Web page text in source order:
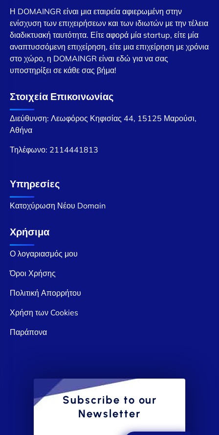
Η DOMAINGR είναι μια εταιρεία αφιερωμένη στην
ενίσχυση των επιχειρήσεων και των ιδιωτών με την τέλεια
διαδικτυακή ταυτότητα. Είτε αφορά μία startup, είτε μία
αναπτυσσόμενη επιχείρηση, είτε μια επιχείρηση με χρόνια
στο χώρο, η DOMAINGR είναι εδώ για να σας
υποστηρίξει σε κάθε σας βήμα!
Στοιχεία Επικοινωνίας
Διεύθυνση: Λεωφόρος Κηφισίας 44, 15125 Μαρούσι,
Αθήνα
Τηλέφωνο: 2114441813
Υπηρεσίες
Κατοχύρωση Νέου Domain
Χρήσιμα
Ο λογαριασμός μου
Όροι Χρήσης
Πολιτική Απορρήτου
Χρήση των Cookies
Παράπονα
Subscribe to our
Newsletter